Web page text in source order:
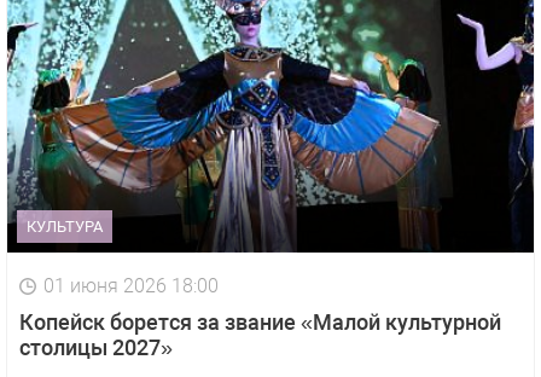
КУЛЬТУРА
01 июня 2026 18:00
Копейск борется за звание «Малой культурной
столицы 2027»